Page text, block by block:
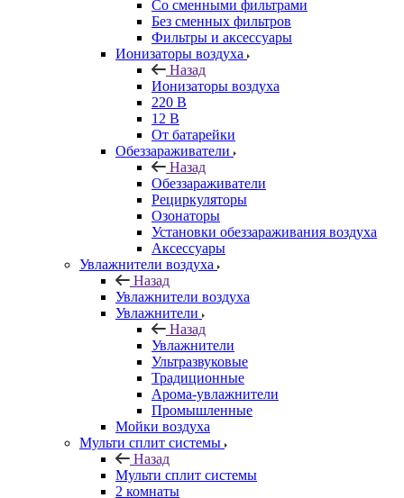
Cо сменными фильтрами
Без сменных фильтров
Фильтры и аксессуары
Ионизаторы воздуха
Назад
Ионизаторы воздуха
220 В
12 В
От батарейки
Обеззараживатели
Назад
Обеззараживатели
Рециркуляторы
Озонаторы
Установки обеззараживания воздуха
Аксессуары
Увлажнители воздуха
Назад
Увлажнители воздуха
Увлажнители
Назад
Увлажнители
Ультразвуковые
Традиционные
Арома-увлажнители
Промышленные
Мойки воздуха
Мульти сплит системы
Назад
Мульти сплит системы
2 комнаты